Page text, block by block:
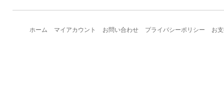
ホーム マイアカウント お問い合わせ プライバシーポリシー お